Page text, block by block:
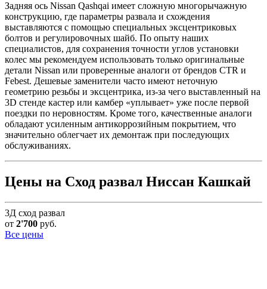
Задняя ось Nissan Qashqai имеет сложную многорычажную
конструкцию, где параметры развала и схождения
выставляются с помощью специальных эксцентриковых
болтов и регулировочных шайб. По опыту наших
специалистов, для сохранения точности углов установки
колес мы рекомендуем использовать только оригинальные
детали Nissan или проверенные аналоги от брендов CTR и
Febest. Дешевые заменители часто имеют неточную
геометрию резьбы и эксцентрика, из-за чего выставленный на
3D стенде кастер или камбер «уплывает» уже после первой
поездки по неровностям. Кроме того, качественные аналоги
обладают усиленным антикоррозийным покрытием, что
значительно облегчает их демонтаж при последующих
обслуживаниях.
Цены на Сход развал Ниссан Кашкай
3Д сход развал
от 2'700 руб.
Все цены